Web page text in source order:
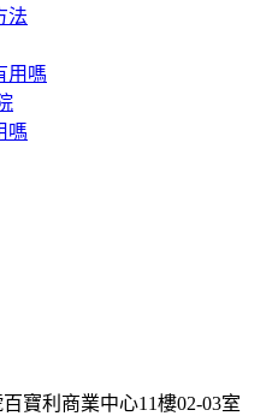
法
用嗎
嗎
寶利商業中心11樓02-03室